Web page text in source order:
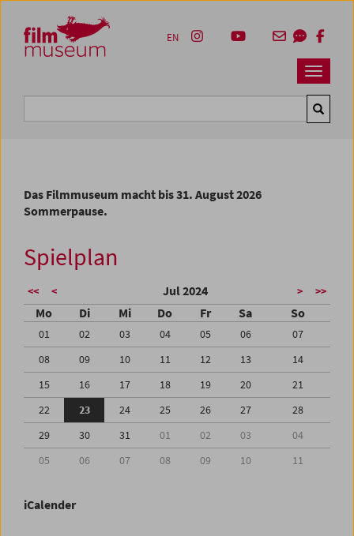
Zum Inhalt
Zum Hauptmenü
Zur Servicenavigation
Zum Suche
Navbar
EN
Das Filmmuseum macht bis 31. August 2026
Sommerpause.
Spielplan
<< < Jul 2024 > >>
Mo Di Mi Do Fr Sa So
01 02 03 04 05 06
07
08
09 10 11 12 13
14
15
16 17 18 19 20
21
22
23 24 25 26 27
28
29
30 31 01 02 03
04
05
06 07 08 09 10 11
iCalender